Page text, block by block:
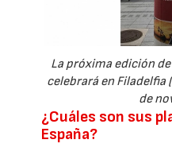
La próxima edición
celebrará en Filadelfia
de
¿Cuáles son sus
España?